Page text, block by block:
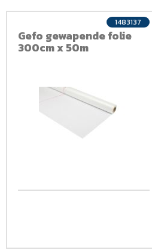
Gefo gewapende folie
300cm x 50m
1483137